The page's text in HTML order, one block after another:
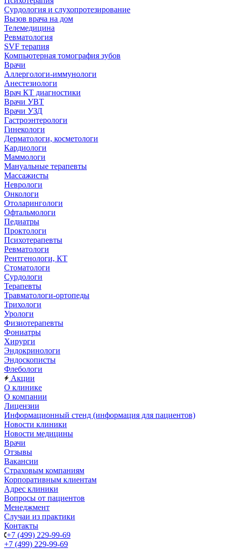
Сурдология и слухопротезирование
Вызов врача на дом
Телемедицина
Ревматология
SVF терапия
Компьютерная томография зубов
Врачи
Аллергологи-иммунологи
Анестезиологи
Врач КТ диагностики
Врачи УВТ
Врачи УЗД
Гастроэнтерологи
Гинекологи
Дерматологи, косметологи
Кардиологи
Маммологи
Мануальные терапевты
Массажисты
Неврологи
Онкологи
Отоларингологи
Офтальмологи
Педиатры
Проктологи
Психотерапевты
Ревматологи
Рентгенологи, КТ
Стоматологи
Сурдологи
Терапевты
Травматологи-ортопеды
Трихологи
Урологи
Физиотерапевты
Фониатры
Хирурги
Эндокринологи
Эндоскописты
Флебологи
Акции
О клинике
О компании
Лицензии
Информационный стенд (информация для пациентов)
Новости клиники
Новости медицины
Врачи
Отзывы
Вакансии
Страховым компаниям
Корпоративным клиентам
Адрес клиники
Вопросы от пациентов
Менеджмент
Случаи из практики
Контакты
+7 (499) 229-99-69
+7 (499) 229-99-69